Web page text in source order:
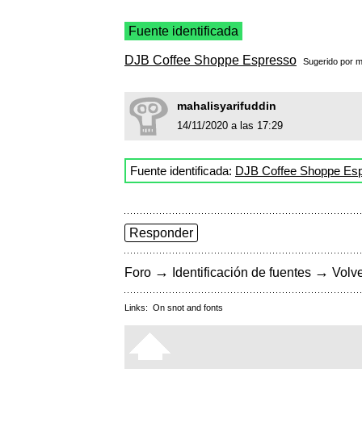
Fuente identificada
DJB Coffee Shoppe Espresso Sugerido por
mahalisyarifuddin
14/11/2020 a las 17:29
Fuente identificada: DJB Coffee Shoppe
Responder
Foro → Identificación de fuentes →
Links: On snot and fonts